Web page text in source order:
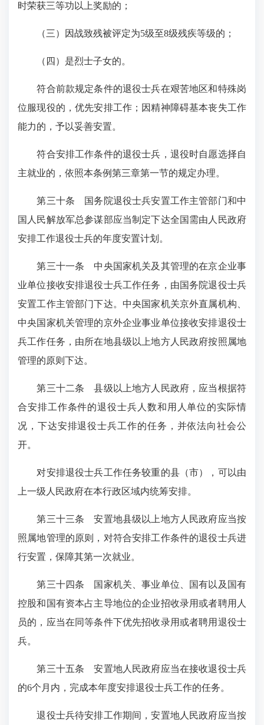
时荣获三等功以上奖励的；
（三）因战致残被评定为5级至8级残疾等级的；
（四）是烈士子女的。
符合前款规定条件的退役士兵在艰苦地区和特殊岗
位服现役的，优先安排工作；因精神障碍基本丧失工作
能力的，予以妥善安置。
符合安排工作条件的退役士兵，退役时自愿选择自
主就业的，依照本条例第三章第一节的规定办理。
第三十条 国务院退役士兵安置工作主管部门和中
国人民解放军总参谋部应当制定下达全国需由人民政府
安排工作退役士兵的年度安置计划。
第三十一条 中央国家机关及其管理的在京企业事
业单位接收安排退役士兵工作任务，由国务院退役士兵
安置工作主管部门下达。中央国家机关京外直属机构、
中央国家机关管理的京外企业事业单位接收安排退役士
兵工作任务，由所在地县级以上地方人民政府按照属地
管理的原则下达。
第三十二条 县级以上地方人民政府，应当根据符
合安排工作条件的退役士兵人数和用人单位的实际情
况，下达安排退役士兵工作的任务，并依法向社会公
开。
对安排退役士兵工作任务较重的县（市），可以由
上一级人民政府在本行政区域内统筹安排。
第三十三条安置地县级以上地方人民政府应当按
照属地管理的原则，对符合安排工作条件的退役士兵进
行安置，保障其第一次就业。
第三十四条 国家机关、事业单位、国有以及国有
控股和国有资本占主导地位的企业招收录用或者聘用人
员的，应当在同等条件下优先招收录用或者聘用退役士
兵。
第三十五条安置地人民政府应当在接收退役士兵
的6个月内，完成本年度安排退役士兵工作的任务。
退役士兵待安排工作期间，安置地人民政府应当按